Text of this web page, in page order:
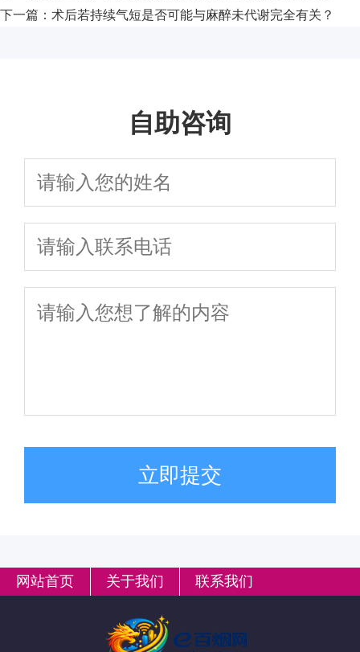
下一篇： 术后若持续气短是否可能与麻醉未代谢完全有关？
自助咨询
立即提交
网站首页 关于我们 联系我们